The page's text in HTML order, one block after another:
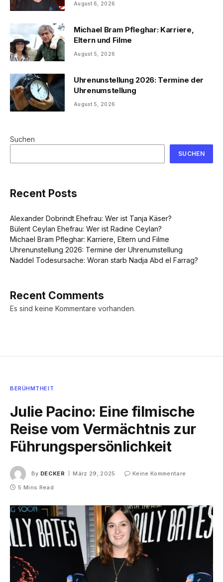
August 6, 2026
Michael Bram Pfleghar: Karriere,
Eltern und Filme
August 5, 2026
Uhrenunstellung 2026: Termine der
Uhrenumstellung
August 5, 2026
Suchen
SUCHEN
Recent Posts
Alexander Dobrindt Ehefrau: Wer ist Tanja Käser?
Bülent Ceylan Ehefrau: Wer ist Radine Ceylan?
Michael Bram Pfleghar: Karriere, Eltern und Filme
Uhrenunstellung 2026: Termine der Uhrenumstellung
Naddel Todesursache: Woran starb Nadja Abd el Farrag?
Recent Comments
Es sind keine Kommentare vorhanden.
BERÜHMTHEIT
Julie Pacino: Eine filmische
Reise vom Vermächtnis zur
Führungspersönlichkeit
By DECKER März 29, 2025
Keine Kommentare
5 Mins Read